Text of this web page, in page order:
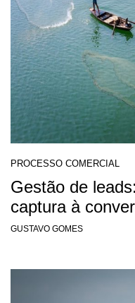
PROCESSO COMERCIAL
Gestão de
captura à
GUSTAVO GOMES